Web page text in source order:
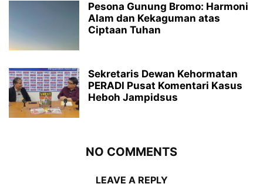
Pesona Gunung Bromo: Harmoni
Alam dan Kekaguman atas
Ciptaan Tuhan
Sekretaris Dewan Kehormatan
PERADI Pusat Komentari Kasus
Heboh Jampidsus
NO COMMENTS
LEAVE A REPLY